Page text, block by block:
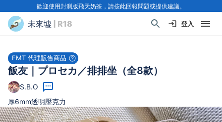
歡迎使用封測版飛天奶茶，請按此回報問題或提供建議。
未來墟 | R18 登入
FMT 代理販售商品
飯友｜プロセカ／排排坐（全8款）
S.B.O
厚6mm透明壓克力